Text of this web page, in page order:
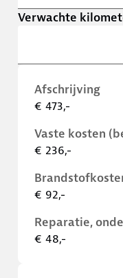
Verwachte
Afschrijving
€ 473,-
Vaste kosten
€ 236,-
€ 92,-
Reparatie,
€ 48,-